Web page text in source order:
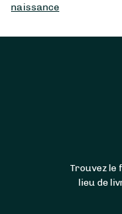
naissance
Trouvez le
lieu de